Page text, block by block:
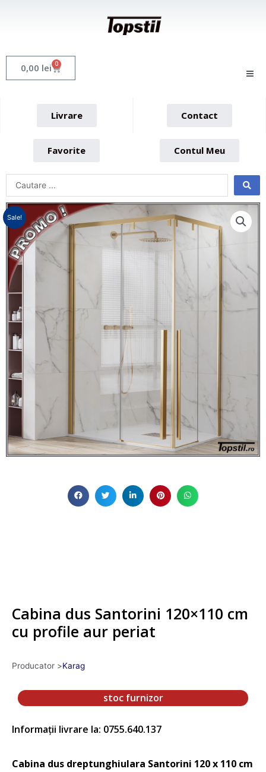
0,00 lei 0 Cart
Livrare Contact
Favorite Contul Meu
Sale!
Cabina dus Santorini 120×110 cm
cu profile aur periat
Producator >Karag
stoc furnizor
Informații livrare la: 0755.640.137
Cabina dus dreptunghiulara Santorini 120 x 110 cm